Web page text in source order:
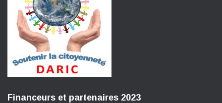
Financeurs et partenaires 2023